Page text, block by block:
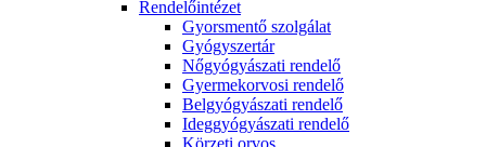
Rendelőintézet
Gyorsmentő szolgálat
Gyógyszertár
Nőgyógyászati rendelő
Gyermekorvosi rendelő
Belgyógyászati rendelő
Ideggyógyászati rendelő
Körzeti orvos